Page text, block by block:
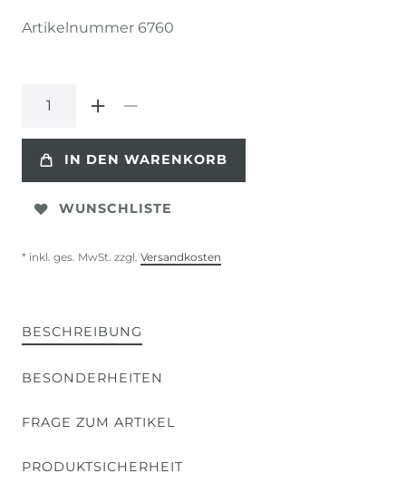
Artikelnummer 6760
IN DEN WARENKORB
WUNSCHLISTE
* inkl. ges. MwSt. zzgl. Versandkosten
BESCHREIBUNG
BESONDERHEITEN
FRAGE ZUM ARTIKEL
PRODUKTSICHERHEIT